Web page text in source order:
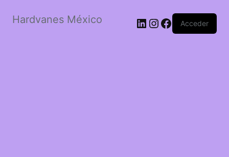
Hardvanes México LinkedIn
Instagram
Facebook
Acceder